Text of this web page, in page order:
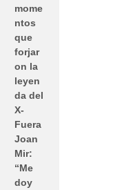
mome
ntos
que
forjar
on la
leyen
da del
X-
Fuera
Joan
Mir:
“Me
doy